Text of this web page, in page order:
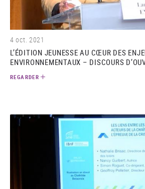
4 oct. 2021
L’ÉDITION JEUNESSE AU CŒUR DES
ENVIRONNEMENTAUX – DISCOURS
REGARDER